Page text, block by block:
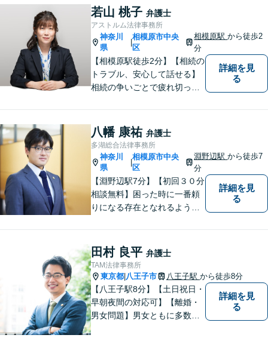
若山 桃子 弁護士
アストルム法律事務所
神奈川
県
相模原市中央
区
相模原駅から徒歩2
分
【相模原駅徒歩2分】【相続の
トラブル、安心して話せる】
相続の争いごとで疲れ切って
貫対応、トラブルの解決を目
指します。遺産分割協議・遺
留分・調停・裁判にも対応。
詳細を見
る
八幡 康祐 弁護士
多湖総合法律事務所
神奈川
県
相模原市中央
区
淵野辺駅から徒歩7
分
【淵野辺駅7分】【初回３０分
相談無料】困った時に一番頼
りになる存在となれるよう、
題解決を心がけております。
お電話の際に『ココナラ経由
で八幡弁護士に相談希望』と
お伝え下さい。
詳細を見
る
田村 良平 弁護士
TAM法律事務所
東京都 八王子市 八王子駅 から徒歩8分
【八王子駅8分】【土日祝日・
早朝夜間の対応可】【離婚・
男女問題】男女ともに多数実
詳細を見
る